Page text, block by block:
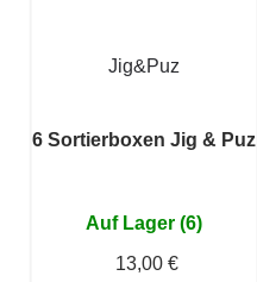
Jig&Puz
6 Sortierboxen Jig & Puz
Auf Lager (6)
13,00 €